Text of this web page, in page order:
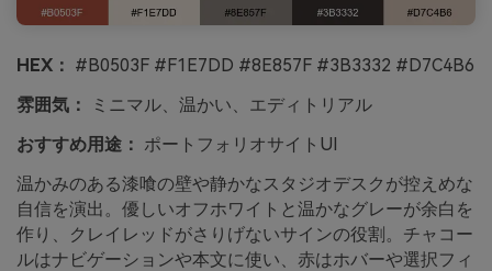
HEX： #B0503F #F1E7DD #8E857F #3B3332 #D7C4B6
雰囲気：
ミニマル、温かい、エディトリアル
おすすめ用途： ポートフォリオサイトUI
温かみのある漆喰の壁や静かなスタジオデスクが控えめな
自信を演出。優しいオフホワイトと温かなグレーが余白を
作り、クレイレッドがさりげないサインの役割。チャコー
ルはナビゲーションや本文に使い、赤はホバーや選択フィ